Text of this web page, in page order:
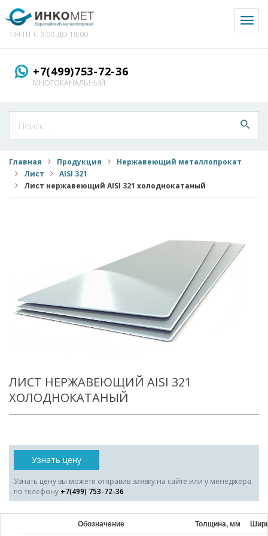
ПН-ПТ С 9:00 ДО 18:00
+7(499)753-72-36
МНОГОКАНАЛЬНЫЙ
Главная Продукция
Нержавеющий металлопрокат
Лист
AISI 321
Лист нержавеющий AISI 321 холоднокатаный
ЛИСТ НЕРЖАВЕЮЩИЙ AISI 321
ХОЛОДНОКАТАНЫЙ
Узнать цену
Узнать цену вы можете отправив заявку на сайте или у менеджера
по телефону +7(499) 753-72-36
Обозначение Толщина, мм